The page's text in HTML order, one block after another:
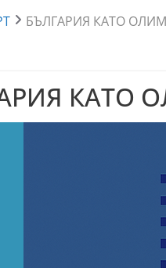
БЪЛГАРИЯ КАТО
КАТО